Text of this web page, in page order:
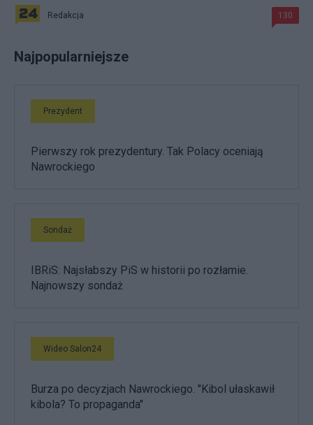
Redakcja 130
Najpopularniejsze
Prezydent
Pierwszy rok prezydentury. Tak Polacy oceniają
Nawrockiego
Sondaż
IBRiS: Najsłabszy PiS w historii po rozłamie.
Najnowszy sondaż
Wideo Salon24
Burza po decyzjach Nawrockiego. "Kibol ułaskawił
kibola? To propaganda"